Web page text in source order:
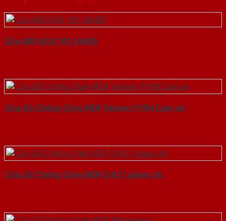
Cửa ABS KOS 101 U6405
Cửa Gỗ Chống Cháy MDF Veneer P1R4 Cam xe
Cửa Gỗ Chống Cháy MDF O4 C1 phao chi